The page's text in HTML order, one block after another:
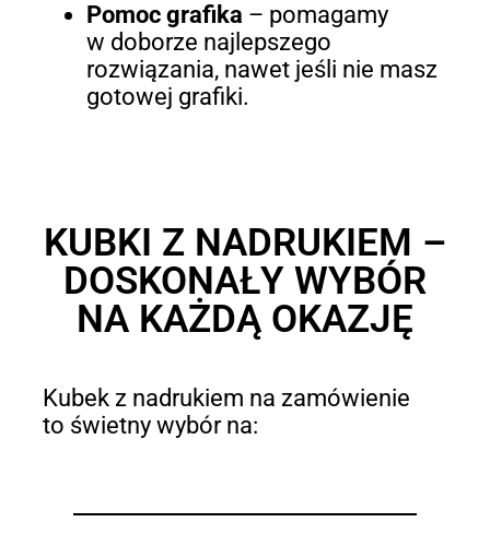
Pomoc grafika – pomagamy
w doborze najlepszego
rozwiązania, nawet jeśli nie masz
gotowej grafiki.
KUBKI Z NADRUKIEM –
DOSKONAŁY WYBÓR
NA KAŻDĄ OKAZJĘ
Kubek z nadrukiem na zamówienie
to świetny wybór na: